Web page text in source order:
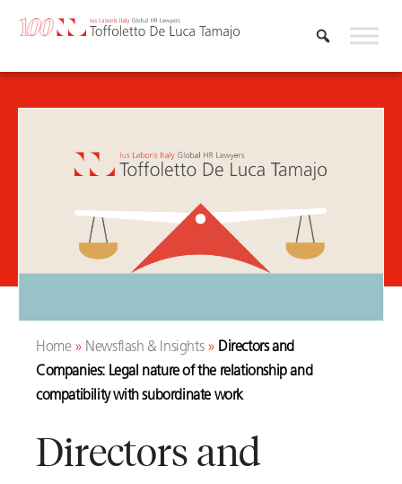
Home» Newsflash & Insights» Directors and
Companies: Legal nature of the relationship and
compatibility with subordinate work
Directors and